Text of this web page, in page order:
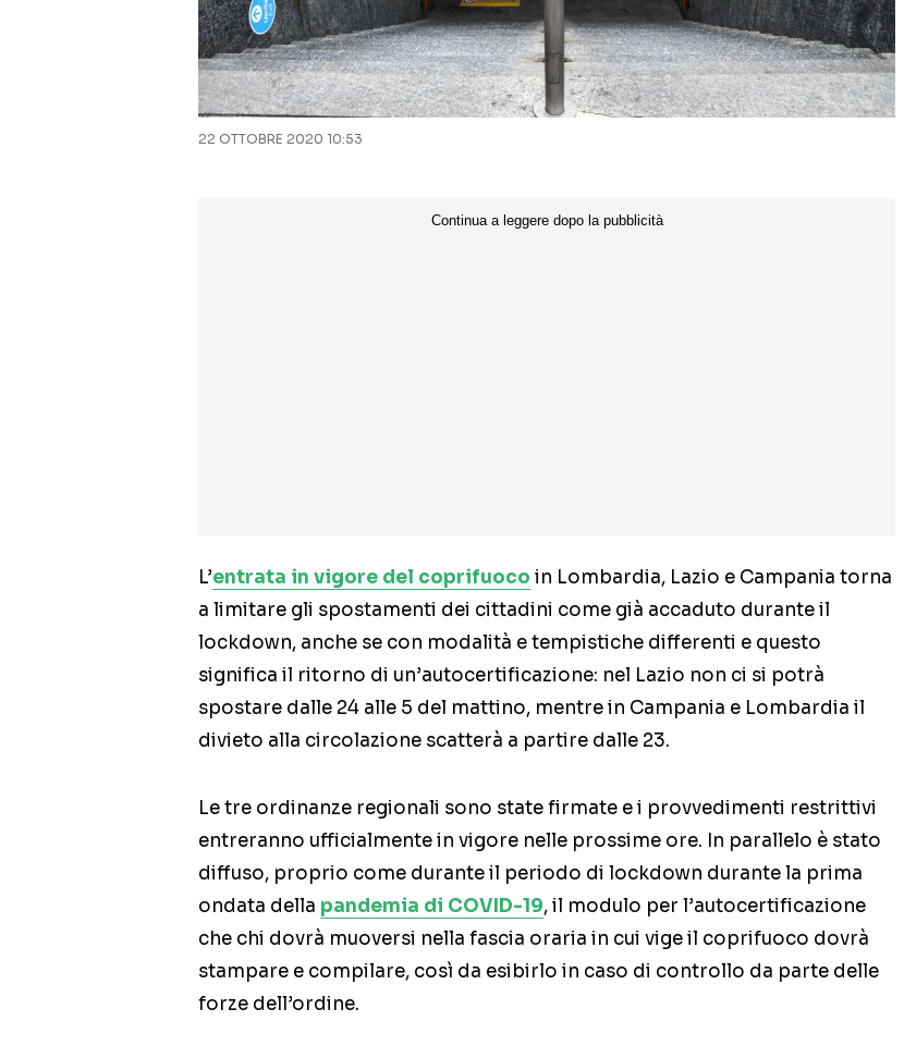
22 OTTOBRE 2020 10:53
L’entrata in vigore del coprifuoco in Lombardia, Lazio e Campania torna
a limitare gli spostamenti dei cittadini come già accaduto durante il
lockdown, anche se con modalità e tempistiche differenti e questo
significa il ritorno di un’autocertificazione: nel Lazio non ci si potrà
spostare dalle 24 alle 5 del mattino, mentre in Campania e Lombardia il
divieto alla circolazione scatterà a partire dalle 23.
Le tre ordinanze regionali sono state firmate e i provvedimenti restrittivi
entreranno ufficialmente in vigore nelle prossime ore. In parallelo è stato
diffuso, proprio come durante il periodo di lockdown durante la prima
ondata della pandemia di COVID-19, il modulo per l’autocertificazione
che chi dovrà muoversi nella fascia oraria in cui vige il coprifuoco dovrà
stampare e compilare, così da esibirlo in caso di controllo da parte delle
forze dell’ordine.